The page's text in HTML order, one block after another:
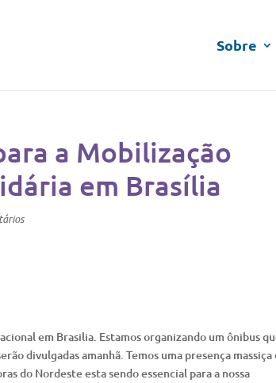
Sobre
a Mobilização
em Brasília
em Brasilia. Estamos organizando um ônibus
divulgadas amanhã. Temos uma presença massiça
do Nordeste esta sendo essencial para a nossa